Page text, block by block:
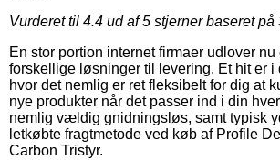
Vurderet til 4.4 ud af 5 stjerner baseret på
En stor portion internet firmaer udlover
forskellige løsninger til levering. Et hit er i
hvor det nemlig er ret fleksibelt for dig at
nye produkter når det passer ind i din
nemlig vældig gnidningsløs, samt typisk
letkøbte fragtmetode ved køb af Profile
Carbon Tristyr.